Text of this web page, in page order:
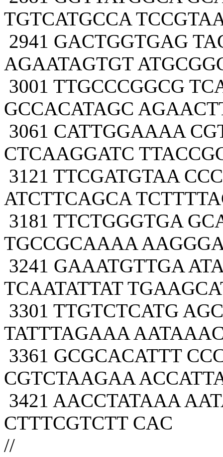
TGTCATGCCA
2941 GACTGGTGAG
AGAATAGTGT
3001 TTGCCCGGCG
GCCACATAGC
3061 CATTGGAAAA
CTCAAGGATC
3121 TTCGATGTAA
ATCTTCAGCA
3181 TTCTGGGTGA
TGCCGCAAAA
3241 GAAATGTTGA
TCAATATTAT
3301 TTGTCTCATG
TATTTAGAAA
3361 GCGCACATTT
CGTCTAAGAA
3421 AACCTATAAA
CTTTCGTCTT CAC
//